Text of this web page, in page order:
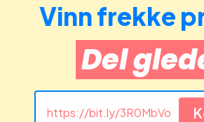
Vinn frekke
Del
https://bit.ly/3R0MbVo